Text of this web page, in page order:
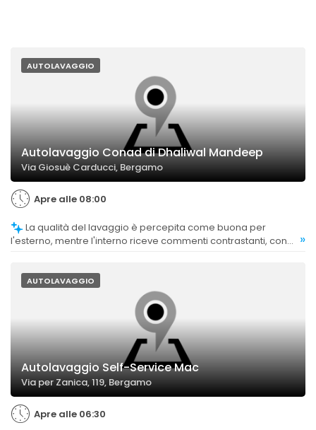
AUTOLAVAGGIO
Autolavaggio Conad di Dhaliwal Mandeep
Via Giosuè Carducci, Bergamo
Apre alle 08:00
l'esterno, mentre l'interno riceve commenti contrastanti, con
»
AUTOLAVAGGIO
Autolavaggio Self-Service Mac
Via per Zanica, 119, Bergamo
Apre alle 06:30